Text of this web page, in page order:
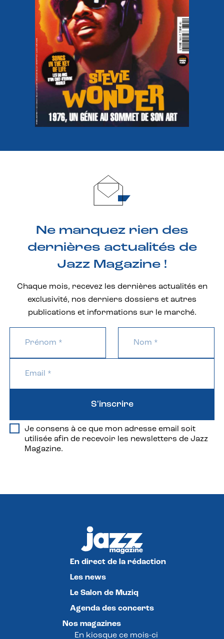
Ne manquez rien des
dernières actualités de
Jazz Magazine !
Chaque mois, recevez les dernières actualités en
exclusivité, nos derniers dossiers et autres
publications et informations sur le marché.
Je consens à ce que mon adresse email soit
utilisée afin de recevoir les newsletters de Jazz
Magazine.
S'inscrire
En direct de la rédaction
Les news
Le Salon de Muziq
Agenda des concerts
Nos magazines
En kiosque ce mois-ci